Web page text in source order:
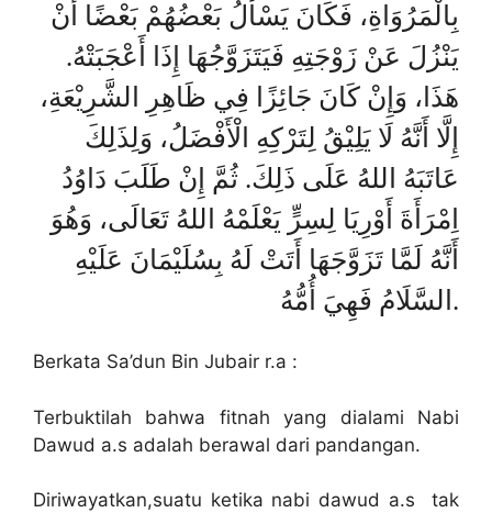
بِالْمَرُوَاةِ، فَكَانَ يَسْأَلُ بَعْضُهُمْ بَعْضًا أَنْ
يَنْزُلَ عَنْ زَوْجَتِهِ فَيَتَزَوَّجُهَا إِذَا أَعْجَبَتْهُ.
هَذَا، وَإِنْ كَانَ جَائِزًا فِي ظَاهِرِ الشَّرِيْعَةِ،
إِلَّا أَنَّهُ لَا يَلِيْقُ لِتَرْكِهِ الْأَفْضَلُ، وَلِذَلِكَ
عَاتَبَهُ اللهُ عَلَى ذَلِكَ. ثُمَّ إِنْ طَلَبَ دَاوُدُ
اِمْرَأَةَ أَوْرِيَا لِسِرٍّ يَعْلَمْهُ اللهُ تَعَالَى، وَهُوَ
أَنَّهُ لَمَّا تَزَوَّجَهَا أَتَتْ لَهُ بِسُلَيْمَانَ عَلَيْهِ
السَّلَامُ فَهِيَ أُمُّهُ.
Berkata Sa’dun Bin Jubair r.a :
Terbuktilah bahwa fitnah yang dialami Nabi
Dawud a.s adalah berawal dari pandangan.
Diriwayatkan,suatu ketika nabi dawud a.s tak